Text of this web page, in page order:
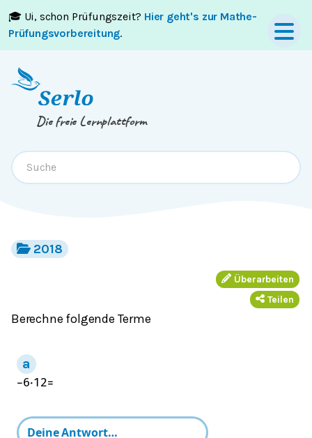
🎓 Ui, schon Prüfungszeit? Hier geht's zur Mathe-
Prüfungsvorbereitung.
Springe zumInhaltoderFooter
Die freie Lernplattform
2018
Überarbeiten
Teilen
Berechne folgende Terme
−6⋅12=